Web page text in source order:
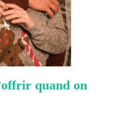
quand on